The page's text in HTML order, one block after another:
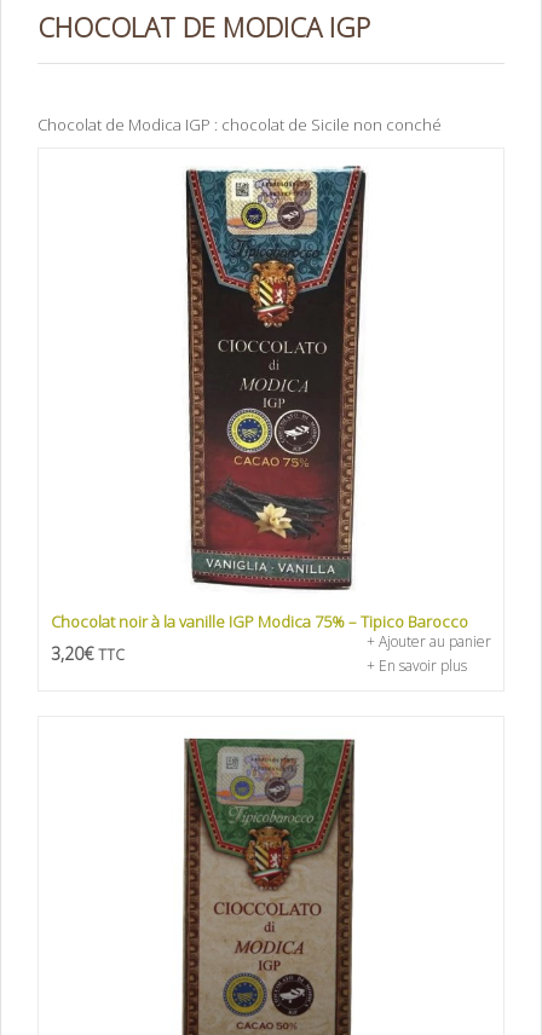
CHOCOLAT DE MODICA IGP
Chocolat de Modica IGP : chocolat de Sicile non conché
Chocolat noir à la vanille IGP Modica 75% – Tipico Barocco
3,20€ TTC
+ Ajouter au panier
+ En savoir plus